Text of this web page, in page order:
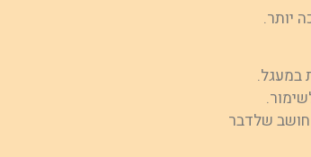
יותר.
במעגל.
שלדבר